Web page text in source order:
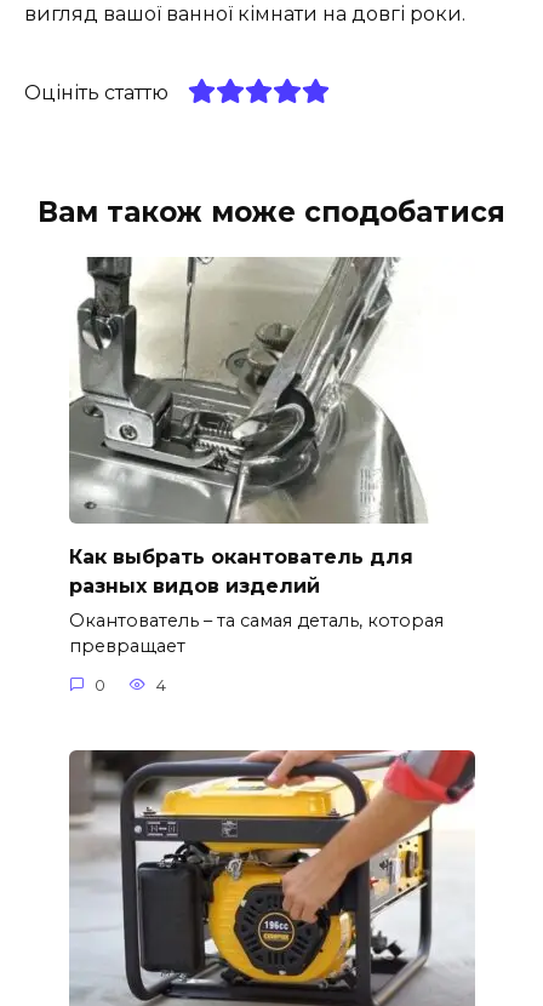
вигляд вашої ванної кімнати на довгі роки.
Оцініть статтю
Вам також може сподобатися
Как выбрать окантователь для
разных видов изделий
Окантователь – та самая деталь, которая
превращает
0 4